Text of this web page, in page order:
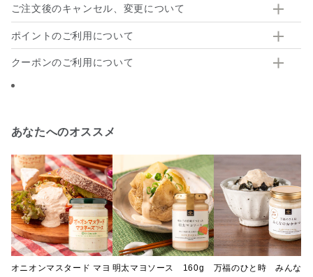
ご注文後のキャンセル、変更について
ポイントのご利用について
クーポンのご利用について
あなたへのオススメ
オニオンマスタード マヨ 明太マヨソース 160g
万福のひと時 みんなの